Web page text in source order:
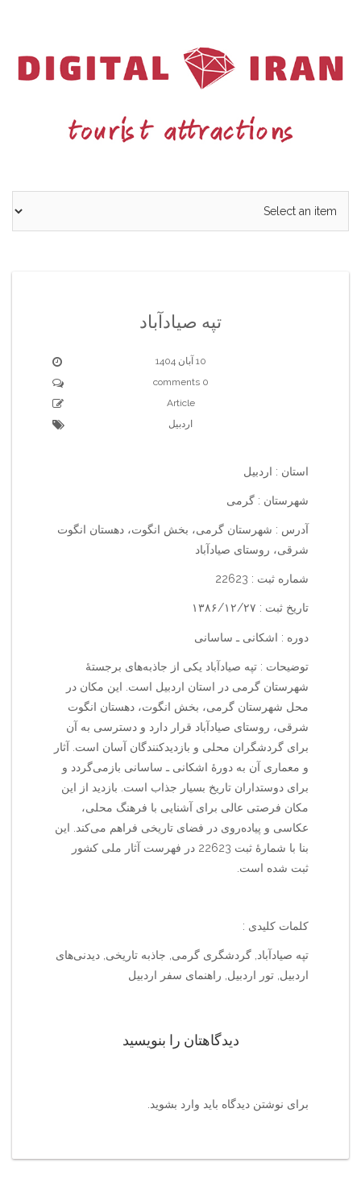
تپه صیاد‌آباد
10 آبان 1404
0 comments
Article
اردبیل
استان : اردبیل
شهرستان : گرمی
آدرس : شهرستان گرمی، بخش انگوت، دهستان انگوت
شرقی، روستای صیادآباد
شماره ثبت : 22623
تاریخ ثبت : ۱۳۸۶/۱۲/۲۷
دوره : اشکانی ـ ساسانی
توضیحات : تپه صیاد‌آباد یکی از جاذبه‌های برجستهٔ
شهرستان گرمی در استان اردبیل است. این مکان در
محل شهرستان گرمی، بخش انگوت، دهستان انگوت
شرقی، روستای صیادآباد قرار دارد و دسترسی به آن
برای گردشگران محلی و بازدیدکنندگان آسان است. آثار
و معماری آن به دورهٔ اشکانی ـ ساسانی بازمی‌گردد و
برای دوستداران تاریخ بسیار جذاب است. بازدید از این
مکان فرصتی عالی برای آشنایی با فرهنگ محلی،
عکاسی و پیاده‌روی در فضای تاریخی فراهم می‌کند. این
بنا با شمارهٔ ثبت 22623 در فهرست آثار ملی کشور
ثبت شده است.
کلمات کلیدی :
تپه صیاد‌آباد, گردشگری گرمی, جاذبه تاریخی, دیدنی‌های
اردبیل, تور اردبیل, راهنمای سفر اردبیل
دیدگاهتان را بنویسید
برای نوشتن دیدگاه باید وارد بشوید.